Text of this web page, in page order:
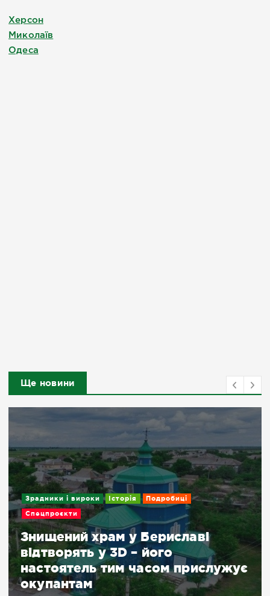
Херсон
Миколаїв
Одеса
Ще новини
Зрадники і вироки Історія Подробиці
Спецпроєкти
Знищений храм у Бериславі
відтворять у 3D – його
настоятель тим часом прислужує
окупантам